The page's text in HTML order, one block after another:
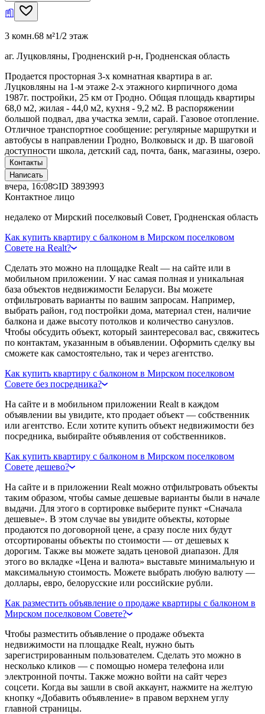
3 комн.68 м²1/2 этаж
аг. Луцковляны, Гродненский р-н, Гродненская область
Продается просторная 3-х комнатная квартира в аг.
Луцковляны на 1-м этаже 2-х этажного кирпичного дома
1987г. постройки, 25 км от Гродно. Общая площадь квартиры
68,0 м2, жилая - 44,0 м2, кухня - 9,2 м2. В распоряжении
большой подвал, два участка земли, сарай. Газовое отопление.
Отличное транспортное сообщение: регулярные маршрутки и
автобусы в направлении Гродно, Волковыск и др. В шаговой
доступности школа, детский сад, почта, банк, магазины, озеро.
Контакты
Написать
вчера, 16:08 ID 3893993
Контактное лицо
недалеко от Мирский поселковый Совет, Гродненская область
Как купить квартиру с балконом в Мирском поселковом
Совете на Realt?
Сделать это можно на площадке Realt — на сайте или в
мобильном приложении. У нас самая полная и уникальная
база объектов недвижимости Беларуси. Вы можете
отфильтровать варианты по вашим запросам. Например,
выбрать район, год постройки дома, материал стен, наличие
балкона и даже высоту потолков и количество санузлов.
Чтобы обсудить объект, который заинтересовал вас, свяжитесь
по контактам, указанным в объявлении. Оформить сделку вы
сможете как самостоятельно, так и через агентство.
Как купить квартиру с балконом в Мирском поселковом
Совете без посредника?
На сайте и в мобильном приложении Realt в каждом
объявлении вы увидите, кто продает объект — собственник
или агентство. Если хотите купить объект недвижимости без
посредника, выбирайте объявления от собственников.
Как купить квартиру с балконом в Мирском поселковом
Совете дешево?
На сайте и в приложении Realt можно отфильтровать объекты
таким образом, чтобы самые дешевые варианты были в начале
выдачи. Для этого в сортировке выберите пункт «Сначала
дешевые». В этом случае вы увидите объекты, которые
продаются по договорной цене, а сразу после них будут
отсортированы объекты по стоимости — от дешевых к
дорогим. Также вы можете задать ценовой диапазон. Для
этого во вкладке «Цена и валюта» выставьте минимальную и
максимальную стоимость. Можете выбрать любую валюту —
доллары, евро, белорусские или российские рубли.
Как разместить объявление о продаже квартиры с балконом в
Мирском поселковом Совете?
Чтобы разместить объявление о продаже объекта
недвижимости на площадке Realt, нужно быть
зарегистрированным пользователем. Сделать это можно в
несколько кликов — с помощью номера телефона или
электронной почты. Также можно войти на сайт через
соцсети. Когда вы зашли в свой аккаунт, нажмите на желтую
кнопку «Добавить объявление» в правом верхнем углу
главной страницы.